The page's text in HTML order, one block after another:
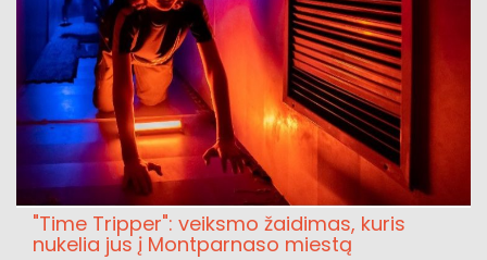
"Time Tripper": veiksmo žaidimas, kuris
nukelia jus į Montparnaso miestą